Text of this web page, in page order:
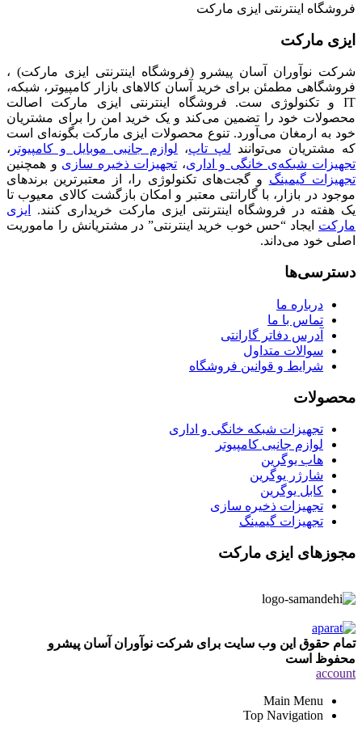
فروشگاه اینترنتی ایزی مارکت
ایزی مارکت
شرکت نوآوران آسان پیشرو (فروشگاه اینترنتی ایزی مارکت) ،
فروشگاهی مطمئن برای خرید آسان کالاهای بازار کامپیوتر، شبکه،
IT و تکنولوژی ست. فروشگاه اینترنتی ایزی مارکت اصالت
محصولات خود را تضمین می‌کند و یک خرید امن را برای مشتریان
خود به ارمغان می‌آورد. تنوع محصولات ایزی مارکت بگونه‌ای است
که مشتریان می‌توانند لپ تاپ، لوازم جانبی موبایل و کامپیوتر ،
تجهیزات شبکه‌ی خانگی و اداری، تجهیزات ذخیره سازی و همچنین
تجهیزات گیمینگ و گجت‌های تکنولوژی را، از معتبرترین برندهای
موجود در بازار، با گارانتی معتبر و امکان بازگشت کالای معیوب تا
یک هفته در فروشگاه اینترنتی ایزی مارکت خریداری کنند.
ایزی
مارکت ایجاد “حس خوب خرید اینترنتی” در مشتریانش را ماموریت
اصلی خود می‌داند.
دسترسی‌ها
درباره ما
تماس با ما
آدرس دفاتر گارانتی
سوالات متداول
شرایط و قوانین فروشگاه
محصولات
تجهیزات شبکه خانگی و اداری
لوازم جانبی کامپیوتر
هاب یوگرین
شارژر یوگرین
کابل یوگرین
تجهیزات ذخیره سازی
تجهیزات گیمینگ
مجوزهای ایزی مارکت
تمام حقوق این وب سایت برای شرکت نوآوران آسان پیشرو
محفوظ است
account
Main Menu
Top Navigation